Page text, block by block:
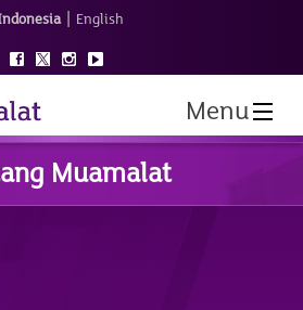
| English
Menu
Muamalat